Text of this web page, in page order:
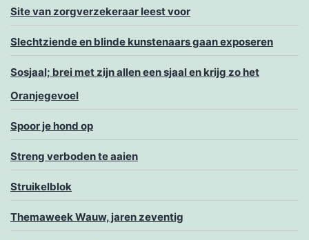
Site van zorgverzekeraar leest voor
Slechtziende en blinde kunstenaars gaan exposeren
Sosjaal; brei met zijn allen een sjaal en krijg zo het
Oranjegevoel
Spoor je hond op
Streng verboden te aaien
Struikelblok
Themaweek Wauw, jaren zeventig